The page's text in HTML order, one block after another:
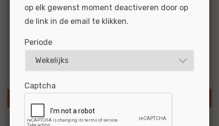
Zoekcriteria
Resultaten via e-mail
op elk gewenst moment deactiveren door op
de link in de email te klikken.
Periode
Captcha